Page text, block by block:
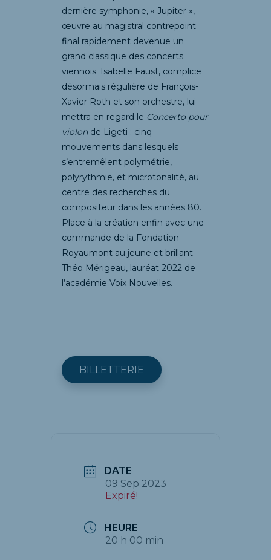
dernière symphonie, « Jupiter »,
œuvre au magistral contrepoint
final rapidement devenue un
grand classique des concerts
viennois. Isabelle Faust, complice
désormais régulière de François-
Xavier Roth et son orchestre, lui
mettra en regard le Concerto pour
violonde Ligeti : cinq
mouvements dans lesquels
s’entremêlent polymétrie,
polyrythmie, et microtonalité, au
centre des recherches du
compositeur dans les années 80.
Place à la création enfin avec une
commande de la Fondation
Royaumont au jeune et brillant
Théo Mérigeau, lauréat 2022 de
l’académie Voix Nouvelles.
BILLETTERIE
DATE
09 Sep 2023
Expiré!
HEURE
20 h 00 min